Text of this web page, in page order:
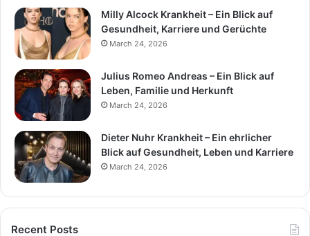
Milly Alcock Krankheit – Ein Blick auf
Gesundheit, Karriere und Gerüchte
March 24, 2026
Julius Romeo Andreas – Ein Blick auf
Leben, Familie und Herkunft
March 24, 2026
Dieter Nuhr Krankheit – Ein ehrlicher
Blick auf Gesundheit, Leben und Karriere
March 24, 2026
Recent Posts